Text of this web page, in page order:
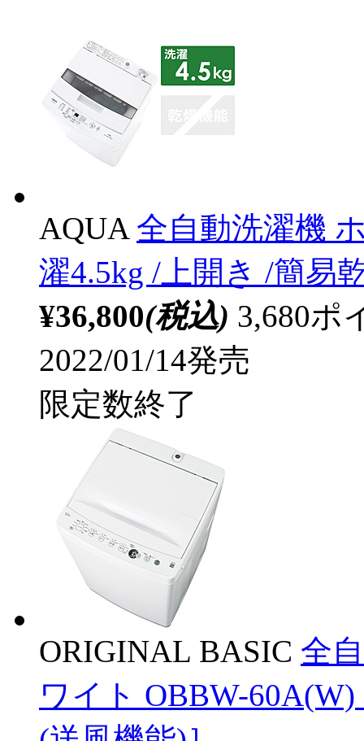
AQUA 全自動洗濯機
濯4.5kg /上開き /簡易
¥36,800(税込) 3,680ポ
2022/01/14発売
限定数終了
ORIGINAL BASIC 全
ワイト OBBW-